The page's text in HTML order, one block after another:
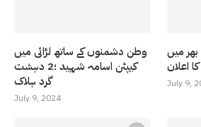
وطن دشمنوں کے ساتھ لڑائی میں
کیپٹن اسامہ شہید ؛2 دہشت
گرد ہلاک
July 9, 2024
میں
اعلان
July 9,